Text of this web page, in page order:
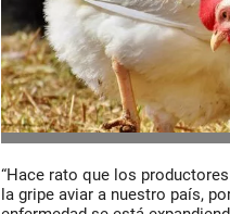
“Hace rato que los
la gripe aviar a nuestro país,